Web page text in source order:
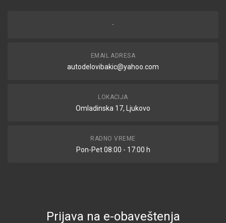
-
EMAIL ADRESA
autodelovibakic@yahoo.com
LOKACIJA
Omladinska 17, Ljukovo
RADNO VREME
Pon-Pet 08:00 - 17:00 h
Prijava na e-obaveštenja